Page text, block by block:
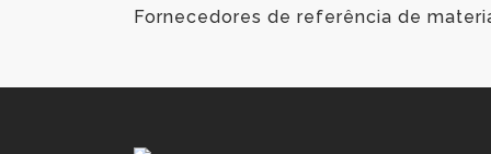
Fornecedores de referência de